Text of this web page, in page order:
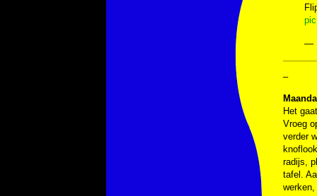
—
–
Het
Vroeg
verder
radijs,
tafel.